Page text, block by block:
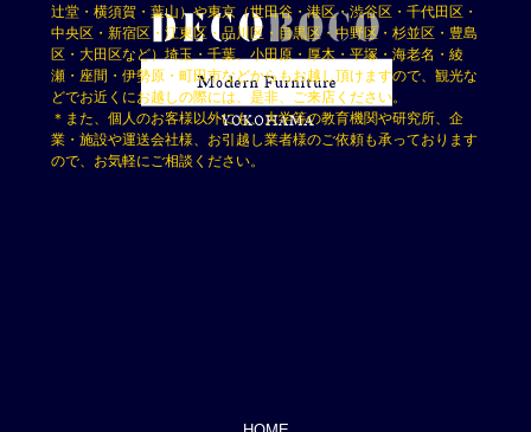
辻堂・横須賀・葉山）や東京（世田谷・港区・渋谷区・千代田区・
中央区・新宿区・江東区・品川区・目黒区・中野区・杉並区・豊島
区・大田区など）埼玉・千葉、小田原・厚木・平塚・海老名・綾
瀬・座間・伊勢原・町田市などからもお越し頂けますので、観光な
どでお近くにお越しの際には、是非、ご来店ください。
＊また、個人のお客様以外にも、大学等の教育機関や研究所、企
業・施設や運送会社様、お引越し業者様のご依頼も承っております
ので、お気軽にご相談ください。